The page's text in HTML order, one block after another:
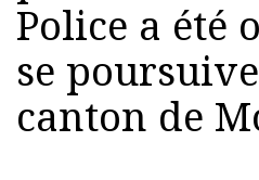
Police a été
se
canton de